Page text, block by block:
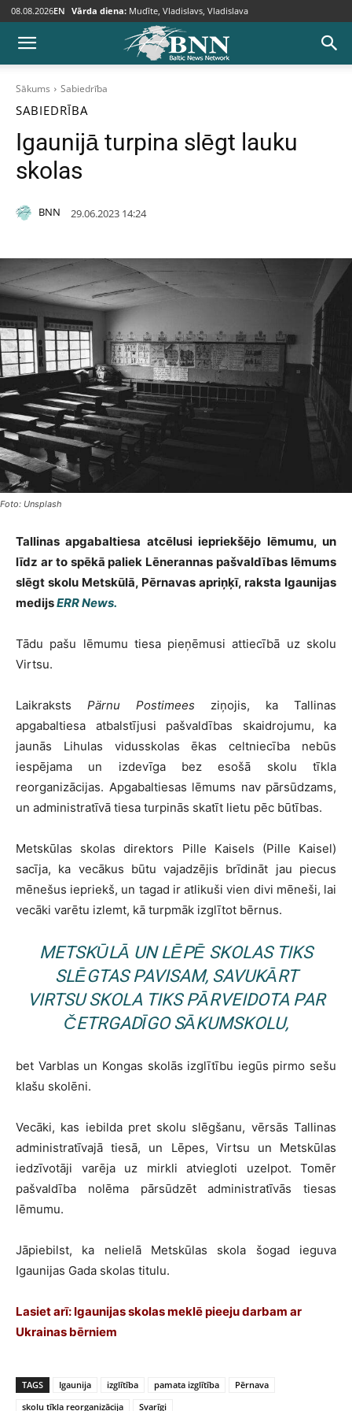
08.08.2026EN Vārda diena: Mudīte, Vladislavs, Vladislava
Sākums Sabiedrība
SABIEDRĪBA
Igaunijā turpina slēgt lauku
skolas
BNN 29.06.2023 14:24
Foto: Unsplash
Tallinas apgabaltiesa atcēlusi iepriekšējo lēmumu, un
līdz ar to spēkā paliek Lēnerannas pašvaldības lēmums
slēgt skolu Metskūlā, Pērnavas apriņķī, raksta Igaunijas
medijsERR News.
Tādu pašu lēmumu tiesa pieņēmusi attiecībā uz skolu
Virtsu.
Laikraksts Pärnu Postimees ziņojis, ka Tallinas
apgabaltiesa atbalstījusi pašvaldības skaidrojumu, ka
jaunās Lihulas vidusskolas ēkas celtniecība nebūs
iespējama un izdevīga bez esošā skolu tīkla
reorganizācijas. Apgabaltiesas lēmums nav pārsūdzams,
un administratīvā tiesa turpinās skatīt lietu pēc būtības.
Metskūlas skolas direktors Pille Kaisels (Pille Kaisel)
sacīja, ka vecākus būtu vajadzējis brīdināt jau piecus
mēnešus iepriekš, un tagad ir atlikuši vien divi mēneši, lai
vecāki varētu izlemt, kā turpmāk izglītot bērnus.
METSKŪLĀ UN LĒPĒ SKOLAS TIKS
SLĒGTAS PAVISAM, SAVUKĀRT
VIRTSU SKOLA TIKS PĀRVEIDOTA PAR
ČETRGADĪGO SĀKUMSKOLU,
bet Varblas un Kongas skolās izglītību iegūs pirmo sešu
klašu skolēni.
Vecāki, kas iebilda pret skolu slēgšanu, vērsās Tallinas
administratīvajā tiesā, un Lēpes, Virtsu un Metskūlas
iedzīvotāji varēja uz mirkli atviegloti uzelpot. Tomēr
pašvaldība nolēma pārsūdzēt administratīvās tiesas
lēmumu.
Jāpiebilst, ka nelielā Metskūlas skola šogad ieguva
Igaunijas Gada skolas titulu.
Lasiet arī: Igaunijas skolas meklē pieeju darbam ar
Ukrainas bērniem
TAGS Igaunija izglītība pamata izglītība
Pērnava
skolu tīkla reorganizācija
Svarīgi